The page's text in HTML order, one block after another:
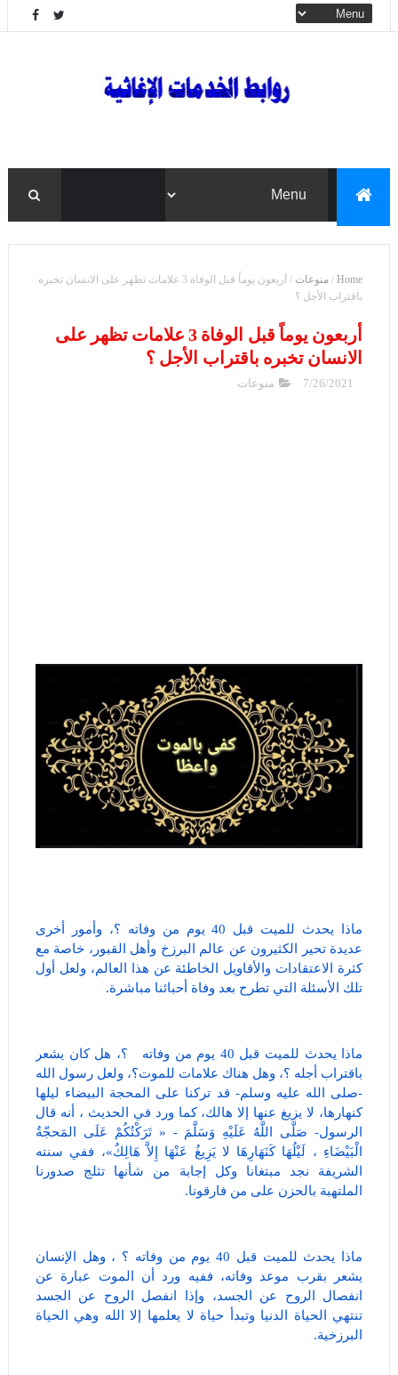
Home
/ منوعات /
أربعون يوماً قبل الوفاة 3 علامات تظهر على الانسان تخبره
باقتراب الأجل ؟
أربعون يوماً قبل الوفاة 3 علامات تظهر على
الانسان تخبره باقتراب الأجل ؟
7/26/2021 منوعات
ماذا يحدث للميت قبل 40 يوم من وفاته ؟، وأمور أخرى
عديدة تحير الكثيرون عن عالم البرزخ وأهل القبور، خاصة مع
كثرة الاعتقادات والأقاويل الخاطئة عن هذا العالم، ولعل أول
تلك الأسئلة التي تطرح بعد وفاة أحبائنا مباشرة.
ماذا يحدث للميت قبل 40 يوم من وفاته ؟، هل كان يشعر
باقتراب أجله ؟، وهل هناك علامات للموت؟، ولعل رسول الله
-صلى الله عليه وسلم- قد تركنا على المحجة البيضاء ليلها
كنهارها، لا يزيغ عنها إلا هالك، كما ورد في الحديث ، أنه قال
الرسول- صَلَّى اللَّهُ عَلَيْهِ وَسَلَّمَ - « تَرَكْتُكُمْ عَلَى المَحجّةُ
الْبَيْضَاءِ ، لَيْلُهَا كَنَهَارِهَا لا يَزِيغُ عَنْهَا إِلاَّ هَالِكٌ»، ففي سنته
الشريفة نجد مبتغانا وكل إجابة من شأنها تثلج صدورنا
الملتهبة بالحزن على من فارقونا.
ماذا يحدث للميت قبل 40 يوم من وفاته ؟ ، وهل الإنسان
يشعر بقرب موعد وفاته، ففيه ورد أن الموت عبارة عن
انفصال الروح عن الجسد، وإذا انفصل الروح عن الجسد
تنتهي الحياة الدنيا وتبدأ حياة لا يعلمها إلا الله وهي الحياة
البرزخية.